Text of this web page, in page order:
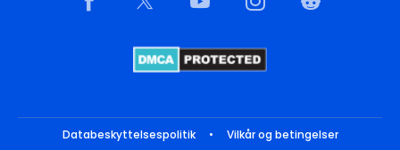
Databeskyttelsespolitik • Vilkår og betingelser